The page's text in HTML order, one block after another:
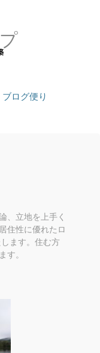
ブログ便り
、立地を上手く
住性に優れたロ
ます。住む方
す。